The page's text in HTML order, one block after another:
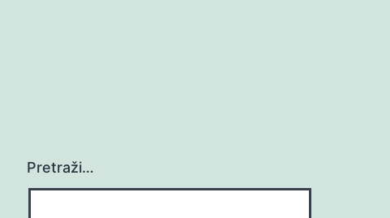
Pretraži…